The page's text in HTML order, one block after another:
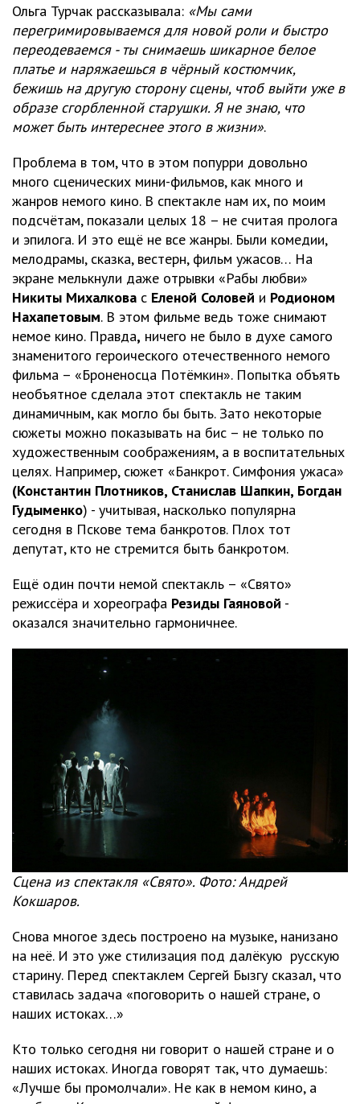
Ольга Турчак рассказывала: «Мы сами
перегримировываемся для новой роли и быстро
переодеваемся - ты снимаешь шикарное белое
платье и наряжаешься в чёрный костюмчик,
бежишь на другую сторону сцены, чтоб выйти уже в
образе сгорбленной старушки. Я не знаю, что
может быть интереснее этого в жизни».
Проблема в том, что в этом попурри довольно
много сценических мини-фильмов, как много и
жанров немого кино. В спектакле нам их, по моим
подсчётам, показали целых 18 – не считая пролога
и эпилога. И это ещё не все жанры. Были комедии,
мелодрамы, сказка, вестерн, фильм ужасов… На
экране мелькнули даже отрывки «Рабы любви»
Никиты Михалкова с Еленой Соловей и Родионом
Нахапетовым. В этом фильме ведь тоже снимают
немое кино. Правда, ничего не было в духе самого
знаменитого героического отечественного немого
фильма – «Броненосца Потёмкин». Попытка объять
необъятное сделала этот спектакль не таким
динамичным, как могло бы быть. Зато некоторые
сюжеты можно показывать на бис – не только по
художественным соображениям, а в воспитательных
целях. Например, сюжет «Банкрот. Симфония ужаса»
(Константин Плотников, Станислав Шапкин, Богдан
Гудыменко) - учитывая, насколько популярна
сегодня в Пскове тема банкротов. Плох тот
депутат, кто не стремится быть банкротом.
Ещё один почти немой спектакль – «Свято»
режиссёра и хореографа Резиды Гаяновой -
оказался значительно гармоничнее.
Сцена из спектакля «Свято». Фото: Андрей
Кокшаров.
Снова многое здесь построено на музыке, нанизано
на неё. И это уже стилизация под далёкую русскую
старину. Перед спектаклем Сергей Бызгу сказал, что
ставилась задача «поговорить о нашей стране, о
наших истоках…»
Кто только сегодня ни говорит о нашей стране и о
наших истоках. Иногда говорят так, что думаешь:
«Лучше бы промолчали». Не как в немом кино, а